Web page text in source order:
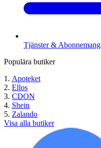
Tjänster & Abonnemang
Populära butiker
Apoteket
Ellos
CDON
Shein
Zalando
Visa alla butiker